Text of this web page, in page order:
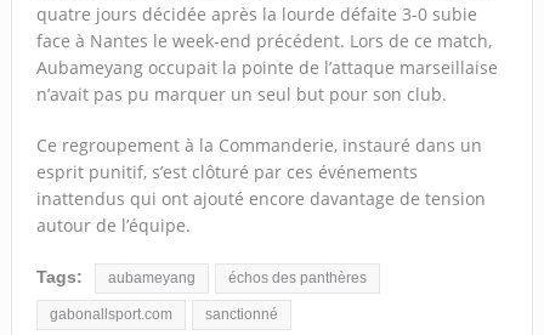
quatre jours décidée après la lourde défaite 3-0 subie
face à Nantes le week-end précédent. Lors de ce match,
Aubameyang occupait la pointe de l’attaque marseillaise
n’avait pas pu marquer un seul but pour son club.
Ce regroupement à la Commanderie, instauré dans un
esprit punitif, s’est clôturé par ces événements
inattendus qui ont ajouté encore davantage de tension
autour de l’équipe.
Tags: aubameyang échos des panthères
gabonallsport.com sanctionné